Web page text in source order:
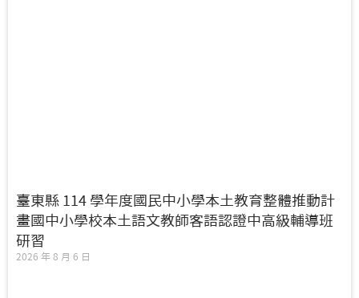
臺東縣 114 學年度國民中小學本土教育整體推動計
畫國中小學校本土語文教師客語認證中高級輔導班
研習
2026 年 8 月 6 日